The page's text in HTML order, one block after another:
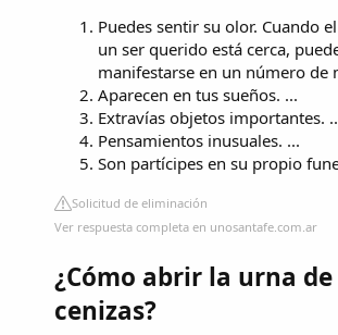
Puedes sentir su olor. Cuando
un ser querido está cerca,
manifestarse en un número de
Aparecen en tus sueños. ...
Extravías objetos importantes.
Pensamientos inusuales. ...
Son partícipes en su propio
Solicitud de eliminación
Ver respuesta completa en unosantafe.com.ar
¿Cómo abrir la urna
cenizas?